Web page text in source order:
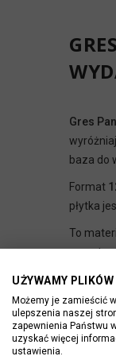
Gres
baza do
Format
płytka
To
Wymiary:
Grubość:
UŻYWAMY PLIKÓW
Możemy je zamieścić
ulepszenia naszej
zapewnienia Państwu
uzyskać więcej
ustawienia.